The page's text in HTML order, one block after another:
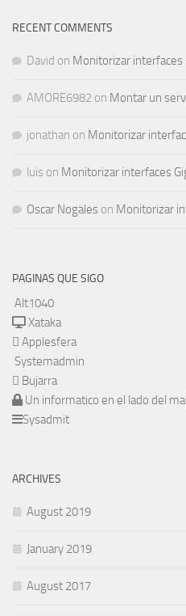
RECENT COMMENTS
David on Monitorizar interfaces
AMORE6982 on Montar un
jonathan on Monitorizar
luis on Monitorizar interfaces
Oscar Nogales on Monitorizar
PAGINAS QUE SIGO
Alt1040
Xataka
Applesfera
Systemadmin
Bujarra
Un informatico en el lado del mal
Sysadmit
ARCHIVES
August 2019
January 2019
August 2017